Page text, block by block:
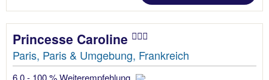
Princesse Caroline
Paris, Paris & Umgebung, Frankreich
6.0 - 100 % Weiterempfehlung